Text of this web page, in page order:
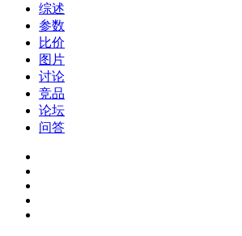
综述
参数
比价
图片
讨论
竞品
论坛
问答